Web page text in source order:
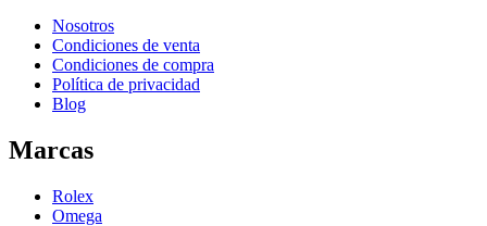
Nosotros
Condiciones de venta
Condiciones de compra
Política de privacidad
Blog
Marcas
Rolex
Omega